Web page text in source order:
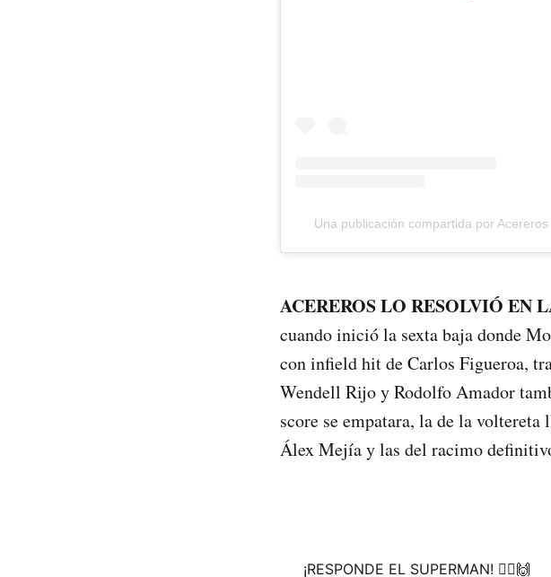
Una publicación compartida por
ACEREROS LO RESOLVIÓ EN
cuando inició la sexta baja donde
con infield hit de Carlos Figueroa,
Wendell Rijo y Rodolfo Amador
score se empatara, la de la
Álex Mejía y las del racimo
¡RESPONDE EL SUPERMAN! 🦸‍♂️🙌